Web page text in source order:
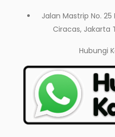
Jalan Mastrip No. 25
Ciracas, Jakarta
Hubungi